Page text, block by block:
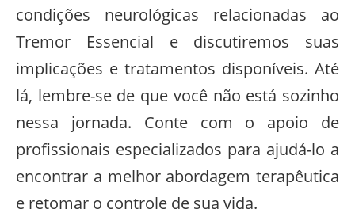
condições neurológicas relacionadas ao
Tremor Essencial e discutiremos suas
implicações e tratamentos disponíveis. Até
lá, lembre-se de que você não está sozinho
nessa jornada. Conte com o apoio de
profissionais especializados para ajudá-lo a
encontrar a melhor abordagem terapêutica
e retomar o controle de sua vida.